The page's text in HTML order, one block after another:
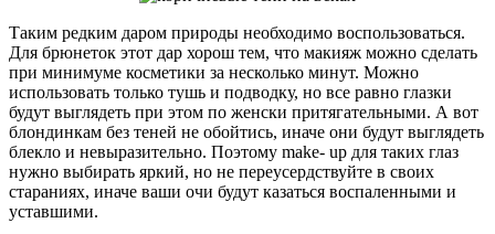
Таким редким даром природы необходимо воспользоваться.
Для брюнеток этот дар хорош тем, что макияж можно сделать
при минимуме косметики за несколько минут. Можно
использовать только тушь и подводку, но все равно глазки
будут выглядеть при этом по женски притягательными. А вот
блондинкам без теней не обойтись, иначе они будут выглядеть
блекло и невыразительно. Поэтому make- up для таких глаз
нужно выбирать яркий, но не переусердствуйте в своих
стараниях, иначе ваши очи будут казаться воспаленными и
уставшими.